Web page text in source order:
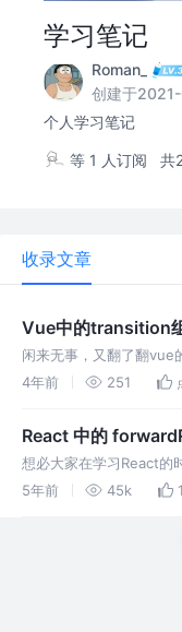
学习笔记
Roman_
创建于
个人学习笔记
等 1 人订阅 共
收录文章
Vue中的transition
闲来无事，又翻了翻vue
transition的用法，于是
4年前 251
React 中的
用？
想必大家在学习React的
念很模糊，看了这篇文章
5年前 45k